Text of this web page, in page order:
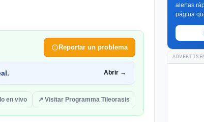
Reportar un problema
Abrir →
en vivo ↗ Visitar Programma Tileorasis
alertas
página